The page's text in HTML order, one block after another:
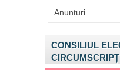
Anunțuri
CONSILIUL